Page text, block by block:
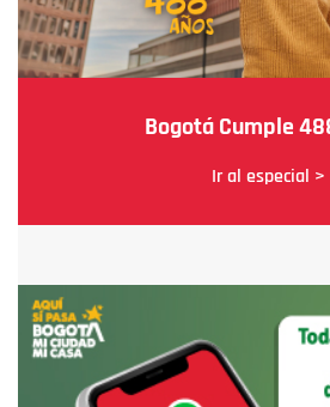
Bogotá Cumple
Ir al especial >